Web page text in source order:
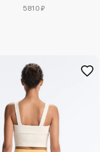
5810 ₽